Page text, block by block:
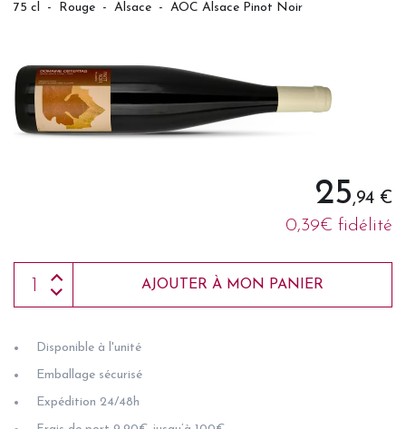
75 cl - Rouge - Alsace - AOC Alsace Pinot Noir
25,94 €
0,39€ fidélité
AJOUTER À MON PANIER
Disponible à l'unité
Emballage sécurisé
Expédition 24/48h